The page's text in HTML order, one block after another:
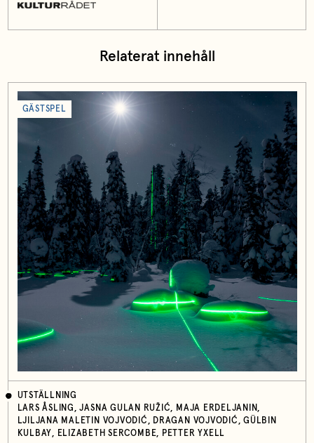
Relaterat innehåll
GÄSTSPEL
UTSTÄLLNING
LARS ÅSLING, JASNA GULAN RUŽIĆ, MAJA ERDELJANIN,
LJILJANA MALETIN VOJVODIĆ, DRAGAN VOJVODIĆ, GÜLBIN
KULBAY, ELIZABETH SERCOMBE, PETTER YXELL